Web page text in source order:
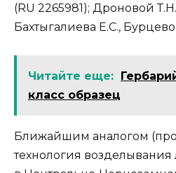
(RU 2265981); Дроновой
Бахтыгалиева Е.С.,
Читайте еще:
класс образец
Ближайшим аналогом
технология